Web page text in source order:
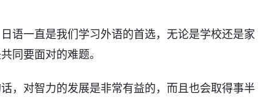
语一直是我们学习外语的首选，无论是学校还是家
同要面对的难题。
，对智力的发展是非常有益的，而且也会取得事半